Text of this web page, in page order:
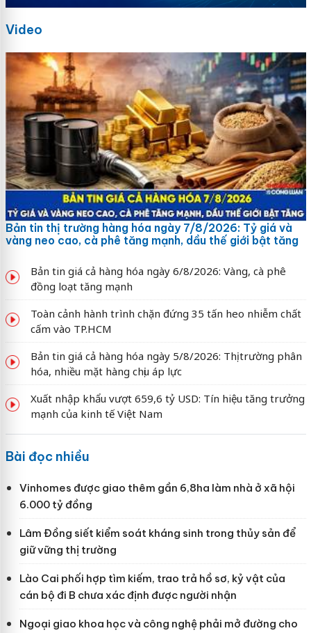
Video
Bản tin thị trường hàng hóa ngày 7/8/2026: Tỷ giá và
vàng neo cao, cà phê tăng mạnh, dầu thế giới bật tăng
Bản tin giá cả hàng hóa ngày 6/8/2026: Vàng, cà phê
đồng loạt tăng mạnh
Toàn cảnh hành trình chặn đứng 35 tấn heo nhiễm chất
cấm vào TP.HCM
Bản tin giá cả hàng hóa ngày 5/8/2026: Thị trường phân
hóa, nhiều mặt hàng chịu áp lực
Xuất nhập khẩu vượt 659,6 tỷ USD: Tín hiệu tăng trưởng
mạnh của kinh tế Việt Nam
Bài đọc nhiều
Vinhomes được giao thêm gần 6,8ha làm nhà ở xã hội
6.000 tỷ đồng
Lâm Đồng siết kiểm soát kháng sinh trong thủy sản để
giữ vững thị trường
Lào Cai phối hợp tìm kiếm, trao trả hồ sơ, kỷ vật của
cán bộ đi B chưa xác định được người nhận
Ngoại giao khoa học và công nghệ phải mở đường cho